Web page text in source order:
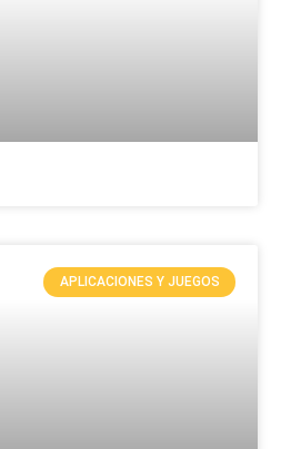
APLICACIONES Y JUEGOS